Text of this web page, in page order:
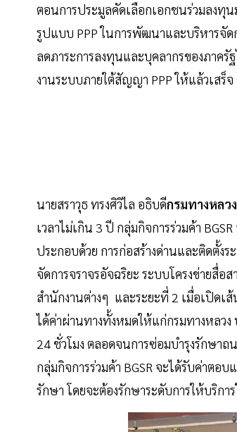
ตอนการประมูลคัดเลือกเอกชนร่วมลงทุน
รูปแบบ PPP ในการพัฒนาและบริหารจัด
ลดภาระการลงทุนและบุคลากรของภาครั
งานระบบภายใต้สัญญา PPP ให้แล้วเสร็
นายสราวุธ ทรงศิวิไล อธิบดีกรมทางหลวง
เวลาไม่เกิน 3 ปี กลุ่มกิจการร่วมค้า
ประกอบด้วย การก่อสร้างด่านและติดตั้ง
จัดการจราจรอัจฉริยะ ระบบโครงข่ายสื่
สำนักงานต่างๆ และระยะที่ 2 เมื่อเปิดเ
ได้ค่าผ่านทางทั้งหมดให้แก่กรมทางหลวง
24 ชั่วโมง ตลอดจนการซ่อมบำรุงรักษาถ
กลุ่มกิจการร่วมค้า BGSR จะได้รับค่าต
รักษา โดยจะต้องรักษาระดับการให้บริก